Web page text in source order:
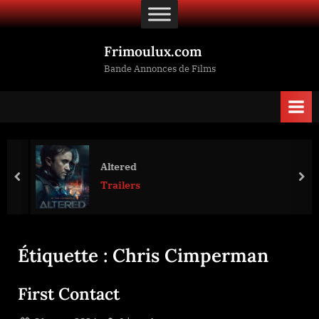
Skip
to
Frimoulux.com
Bande Annonces de Films
Altered
Trailers
prev
Étiquette : Chris Cimperman
First Contact